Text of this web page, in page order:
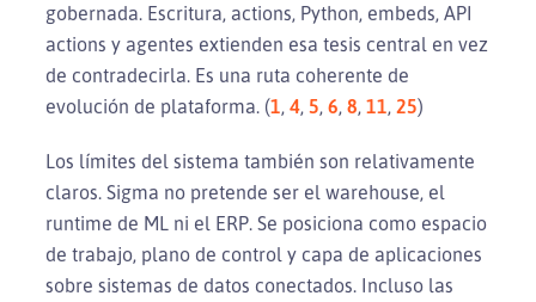
gobernada. Escritura, actions, Python, embeds, API
actions y agentes extienden esa tesis central en vez
de contradecirla. Es una ruta coherente de
evolución de plataforma. (1, 4, 5, 6, 8, 11, 25)
Los límites del sistema también son relativamente
claros. Sigma no pretende ser el warehouse, el
runtime de ML ni el ERP. Se posiciona como espacio
de trabajo, plano de control y capa de aplicaciones
sobre sistemas de datos conectados. Incluso las